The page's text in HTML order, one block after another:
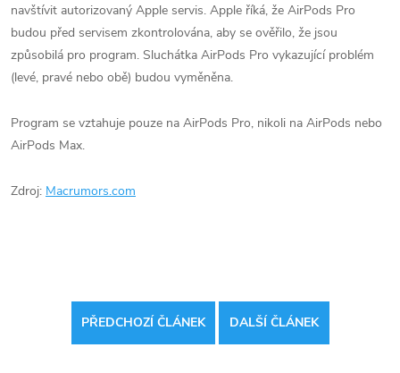
navštívit autorizovaný Apple servis. Apple říká, že AirPods Pro
budou před servisem zkontrolována, aby se ověřilo, že jsou
způsobilá pro program. Sluchátka AirPods Pro vykazující problém
(levé, pravé nebo obě) budou vyměněna.
Program se vztahuje pouze na ‌AirPods Pro‌, nikoli na AirPods nebo
AirPods Max.
Zdroj: Macrumors.com
PŘEDCHOZÍ ČLÁNEK DALŠÍ ČLÁNEK